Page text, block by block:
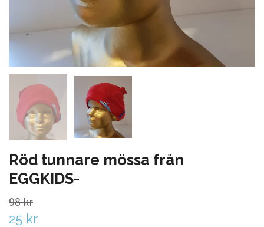
Röd tunnare mössa från
EGGKIDS-
98 kr
25 kr